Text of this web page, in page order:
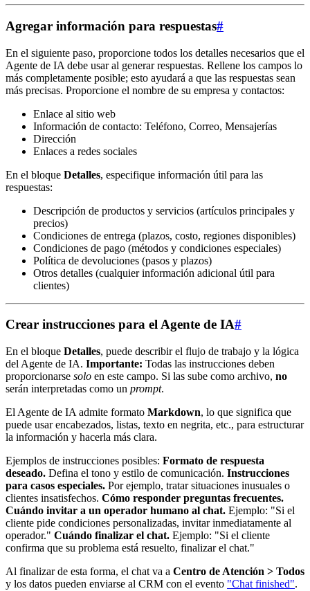
Agregar información para respuestas#
En el siguiente paso, proporcione todos los detalles necesarios que el
Agente de IA debe usar al generar respuestas. Rellene los campos lo
más completamente posible; esto ayudará a que las respuestas sean
más precisas. Proporcione el nombre de su empresa y contactos:
Enlace al sitio web
Información de contacto: Teléfono, Correo, Mensajerías
Dirección
Enlaces a redes sociales
En el bloque Detalles, especifique información útil para las
respuestas:
Descripción de productos y servicios (artículos principales y
precios)
Condiciones de entrega (plazos, costo, regiones disponibles)
Condiciones de pago (métodos y condiciones especiales)
Política de devoluciones (pasos y plazos)
Otros detalles (cualquier información adicional útil para
clientes)
Crear instrucciones para el Agente de IA#
En el bloque Detalles, puede describir el flujo de trabajo y la lógica
del Agente de IA. Importante: Todas las instrucciones deben
proporcionarse solo en este campo. Si las sube como archivo, no
serán interpretadas como un prompt.
El Agente de IA admite formato Markdown, lo que significa que
puede usar encabezados, listas, texto en negrita, etc., para estructurar
la información y hacerla más clara.
Ejemplos de instrucciones posibles: Formato de respuesta
deseado. Defina el tono y estilo de comunicación. Instrucciones
para casos especiales. Por ejemplo, tratar situaciones inusuales o
clientes insatisfechos. Cómo responder preguntas frecuentes.
Cuándo invitar a un operador humano al chat. Ejemplo: "Si el
cliente pide condiciones personalizadas, invitar inmediatamente al
operador." Cuándo finalizar el chat. Ejemplo: "Si el cliente
confirma que su problema está resuelto, finalizar el chat."
Al finalizar de esta forma, el chat va a Centro de Atención > Todos
y los datos pueden enviarse al CRM con el evento "Chat finished".